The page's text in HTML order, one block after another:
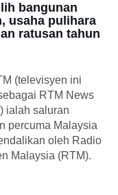
bangunan
usaha pulihara
ratusan tahun
(televisyen ini
RTM News
ialah saluran
percuma Malaysia
oleh Radio
Malaysia (RTM).